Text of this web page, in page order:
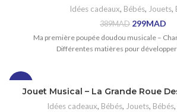
Idées cadeaux, Bébés, Jouets,
389MAD 299MAD
Ma première poupée doudou musicale –
Différentes matières pour
Jouet Musical – La Grande Roue
Idées cadeaux, Bébés, Jouets, Bébés,